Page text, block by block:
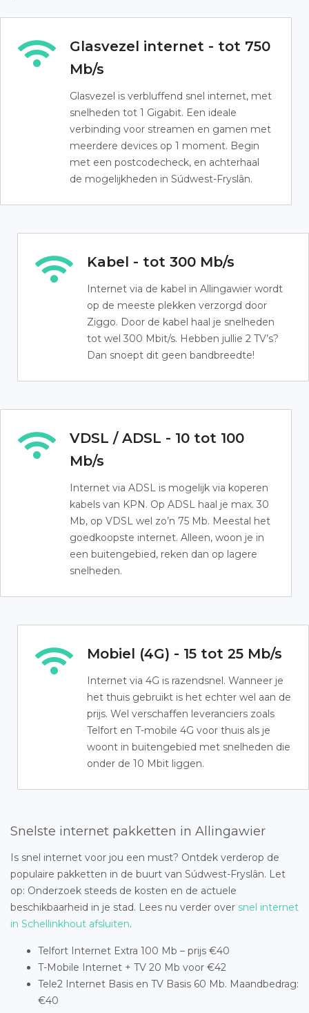
Glasvezel internet - tot 750
Mb/s
Glasvezel is verbluffend snel internet, met
snelheden tot 1 Gigabit. Een ideale
verbinding voor streamen en gamen met
meerdere devices op 1 moment. Begin
met een postcodecheck, en achterhaal
de mogelijkheden in Súdwest-Fryslân.
Kabel - tot 300 Mb/s
Internet via de kabel in Allingawier wordt
op de meeste plekken verzorgd door
Ziggo. Door de kabel haal je snelheden
tot wel 300 Mbit/s. Hebben jullie 2 TV’s?
Dan snoept dit geen bandbreedte!
VDSL / ADSL - 10 tot 100
Mb/s
Internet via ADSL is mogelijk via koperen
kabels van KPN. Op ADSL haal je max. 30
Mb, op VDSL wel zo’n 75 Mb. Meestal het
goedkoopste internet. Alleen, woon je in
een buitengebied, reken dan op lagere
snelheden.
Mobiel (4G) - 15 tot 25 Mb/s
Internet via 4G is razendsnel. Wanneer je
het thuis gebruikt is het echter wel aan de
prijs. Wel verschaffen leveranciers zoals
Telfort en T-mobile 4G voor thuis als je
woont in buitengebied met snelheden die
onder de 10 Mbit liggen.
Snelste internet pakketten in Allingawier
Is snel internet voor jou een must? Ontdek verderop de
populaire pakketten in de buurt van Súdwest-Fryslân. Let
op: Onderzoek steeds de kosten en de actuele
beschikbaarheid in je stad. Lees nu verder over snel internet
in Schellinkhout afsluiten.
Telfort Internet Extra 100 Mb – prijs €40
T-Mobile Internet + TV 20 Mb voor €42
Tele2 Internet Basis en TV Basis 60 Mb. Maandbedrag:
€40